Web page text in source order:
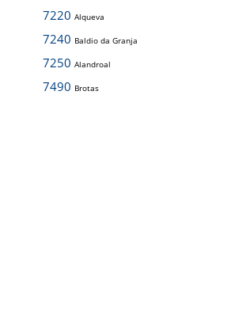
7220 Alqueva
7240 Baldio da Granja
7250 Alandroal
7490 Brotas